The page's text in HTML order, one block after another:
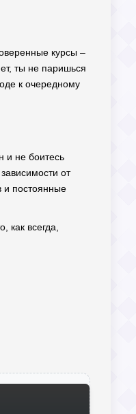
курсы –
ты не паришься
к очередному
и не боитесь
от
и постоянные
как всегда,